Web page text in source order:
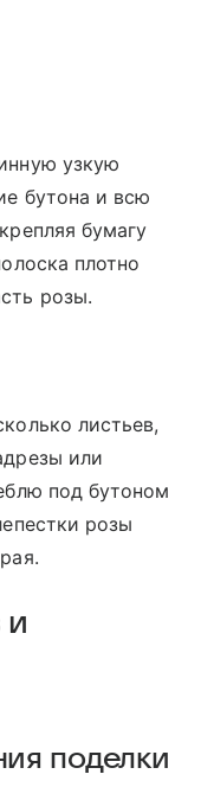
узкую
бутона и всю
бумагу
плотно
розы.
листьев,
или
под бутоном
розы
и
поделки